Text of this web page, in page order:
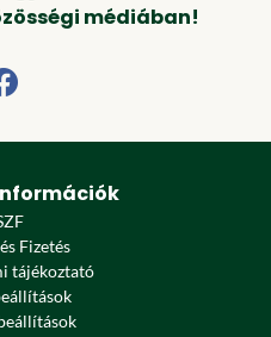
médiában!
Fizetés
tájékoztató